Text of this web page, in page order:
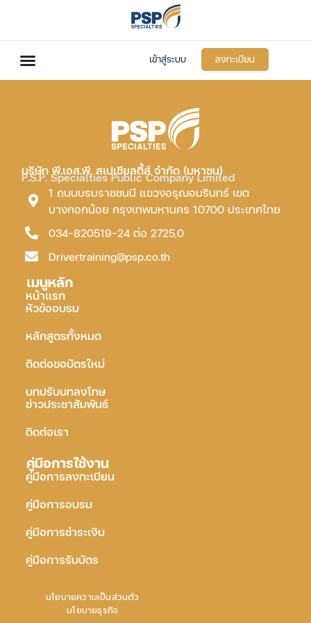
เข้าสู่ระบบ ลงทะเบียน
บริษัท พี.เอส.พี. สเปเชียลตี้ส์ จำกัด (มหาชน)
P.S.P. Specialties Public Company Limited
1 ถนนบรมราชชนนี แขวงอรุณอมรินทร์ เขต
บางกอกน้อย กรุงเทพมหานคร 10700 ประเทศไทย
034-820519-24 ต่อ 2725,0
Drivertraining@psp.co.th
เมนูหลัก
หน้าแรก
หัวข้ออบรม
หลักสูตรทั้งหมด
ติดต่อขอบัตรใหม่
บทปรับบทลงโทษ
ข่าวประชาสัมพันธ์
ติดต่อเรา
คู่มือการใช้งาน
คู่มือการลงทะเบียน
คู่มือการอบรม
คู่มือการชำระเงิน
คู่มือการรับบัตร
นโยบายความเป็นส่วนตัว
นโยบายธุรกิจ